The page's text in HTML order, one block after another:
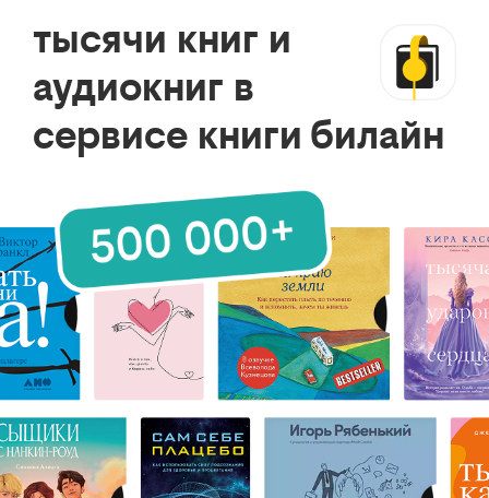
тысячи книг и
аудиокниг в
сервисе книги билайн